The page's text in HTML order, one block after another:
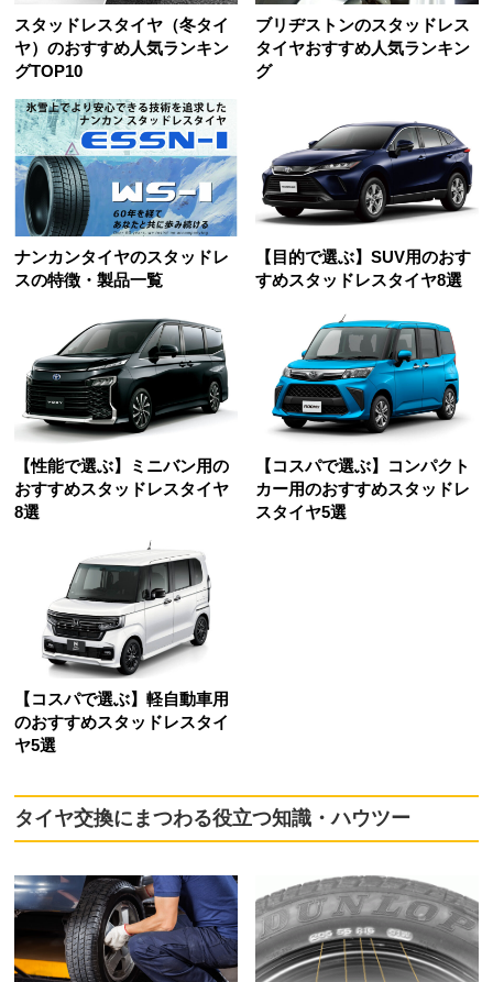
スタッドレスタイヤ（冬タイ
ヤ）のおすすめ人気ランキン
グTOP10
ブリヂストンのスタッドレス
タイヤおすすめ人気ランキン
グ
ナンカンタイヤのスタッドレ
スの特徴・製品一覧
【目的で選ぶ】SUV用のおす
すめスタッドレスタイヤ8選
【性能で選ぶ】ミニバン用の
おすすめスタッドレスタイヤ
8選
【コスパで選ぶ】コンパクト
カー用のおすすめスタッドレ
スタイヤ5選
【コスパで選ぶ】軽自動車用
のおすすめスタッドレスタイ
ヤ5選
タイヤ交換にまつわる役立つ知識・ハウツー